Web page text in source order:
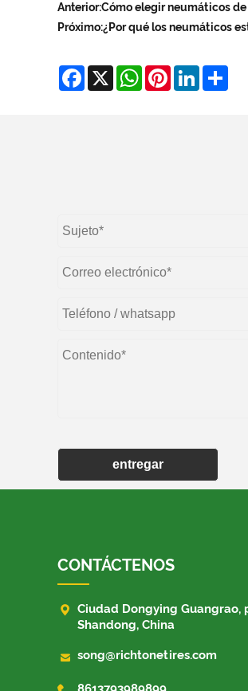
Anterior:Cómo elegir neumáticos
Próximo:¿Por qué los neumáticos
Facebook
X WhatsApp
Pinterest
LinkedIn
entregar
CONTÁCTENOS
 Ciudad Dongying Guangrao,
Shandong, China
 song@richtonetires.com